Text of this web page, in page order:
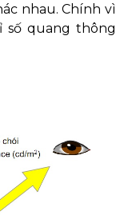
nhau. Chính vì
số quang thông